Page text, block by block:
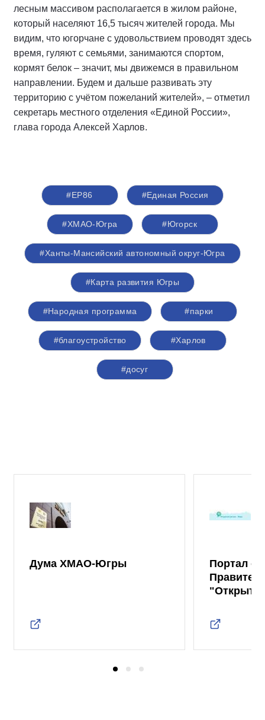
лесным массивом располагается в жилом районе,
который населяют 16,5 тысяч жителей города. Мы
видим, что югорчане с удовольствием проводят здесь
время, гуляют с семьями, занимаются спортом,
кормят белок – значит, мы движемся в правильном
направлении. Будем и дальше развивать эту
территорию с учётом пожеланий жителей», – отметил
секретарь местного отделения «Единой России»,
глава города Алексей Харлов.
#ЕР86 #Единая Россия
#ХМАО-Югра #Югорск
#Ханты-Мансийский автономный округ-Югра
#Карта развития Югры
#Народная программа #парки
#благоустройство #Харлов
#досуг
Дума ХМАО-Югры
Портал